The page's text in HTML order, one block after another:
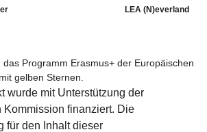
LEA (N)everland
wurde mit Unterstützung der
Kommission finanziert. Die
für den Inhalt dieser